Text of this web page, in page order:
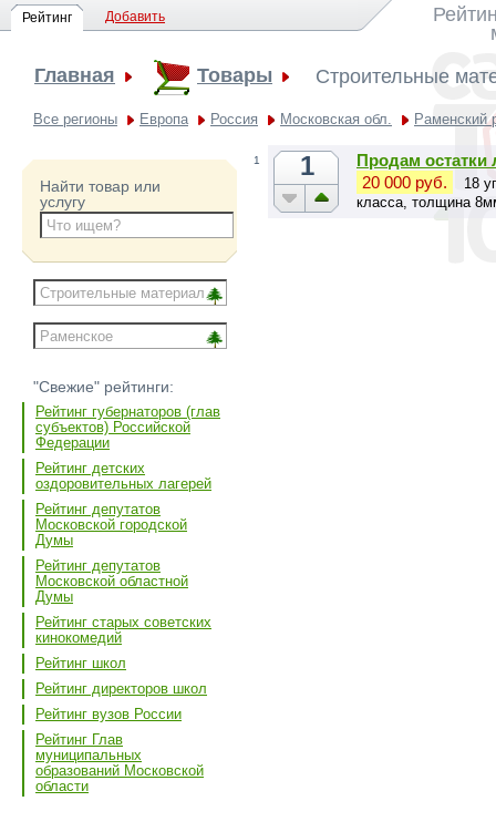
Рейтинг Добавить
Главная
Товары Строительные
Все регионы Европа Россия Московская обл. Раменский
Найти товар или
услугу
"Свежие" рейтинги:
Рейтинг губернаторов (глав
субъектов) Российской
Федерации
Рейтинг детских
оздоровительных лагерей
Рейтинг депутатов
Московской городской
Думы
Рейтинг депутатов
Московской областной
Думы
Рейтинг старых советских
кинокомедий
Рейтинг школ
Рейтинг директоров школ
Рейтинг вузов России
Рейтинг Глав
муниципальных
образований Московской
области
1 1
Продам
20 000 руб.
18
класса, толщина